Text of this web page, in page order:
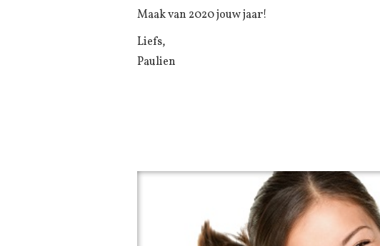
Maak van 2020 jouw jaar!
Liefs,
Paulien